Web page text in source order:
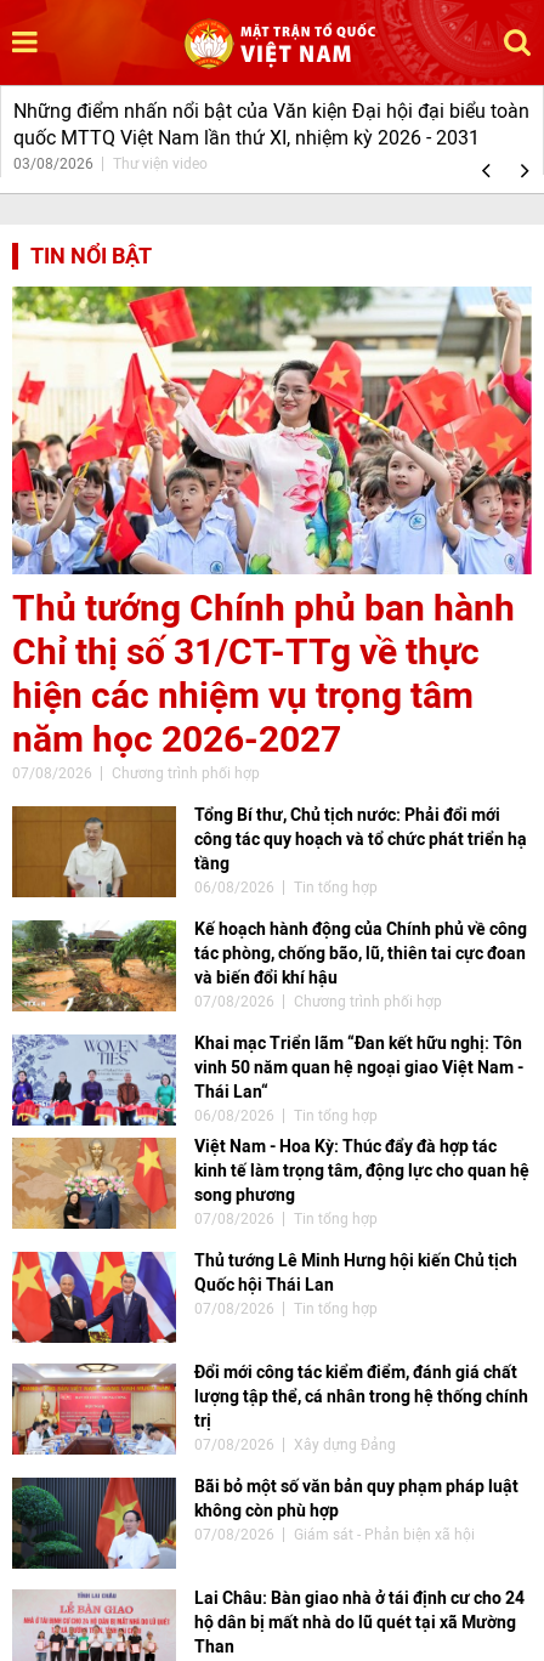
Những điểm nhấn nổi bật của Văn kiện Đại hội đại biểu toàn
quốc MTTQ Việt Nam lần thứ XI, nhiệm kỳ 2026 - 2031
03/08/2026 Thư viện video
1
3
4
5
6
9
10
11
12
TIN NỔI BẬT
Thủ tướng Chính phủ ban hành
Chỉ thị số 31/CT-TTg về thực
hiện các nhiệm vụ trọng tâm
năm học 2026-2027
07/08/2026 Chương trình phối hợp
Tổng Bí thư, Chủ tịch nước: Phải đổi mới
công tác quy hoạch và tổ chức phát triển hạ
tầng
06/08/2026 Tin tổng hợp
Kế hoạch hành động của Chính phủ về công
tác phòng, chống bão, lũ, thiên tai cực đoan
và biến đổi khí hậu
07/08/2026 Chương trình phối hợp
Khai mạc Triển lãm “Đan kết hữu nghị: Tôn
vinh 50 năm quan hệ ngoại giao Việt Nam -
Thái Lan“
06/08/2026 Tin tổng hợp
Việt Nam - Hoa Kỳ: Thúc đẩy đà hợp tác
kinh tế làm trọng tâm, động lực cho quan hệ
song phương
07/08/2026 Tin tổng hợp
Thủ tướng Lê Minh Hưng hội kiến Chủ tịch
Quốc hội Thái Lan
07/08/2026 Tin tổng hợp
Đổi mới công tác kiểm điểm, đánh giá chất
lượng tập thể, cá nhân trong hệ thống chính
trị
07/08/2026 Xây dựng Đảng
Bãi bỏ một số văn bản quy phạm pháp luật
không còn phù hợp
07/08/2026 Giám sát - Phản biện xã hội
Lai Châu: Bàn giao nhà ở tái định cư cho 24
hộ dân bị mất nhà do lũ quét tại xã Mường
Than